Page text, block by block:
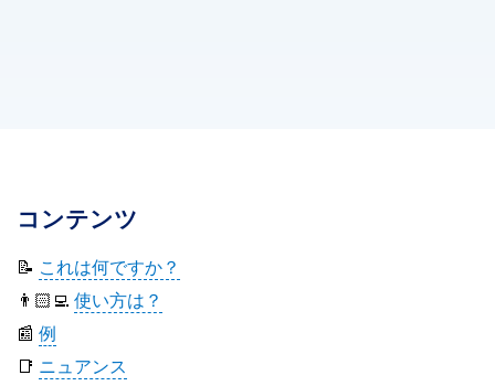
コンテンツ
📝 これは何ですか？
👨🏻‍💻 使い方は？
📰 例
📑 ニュアンス